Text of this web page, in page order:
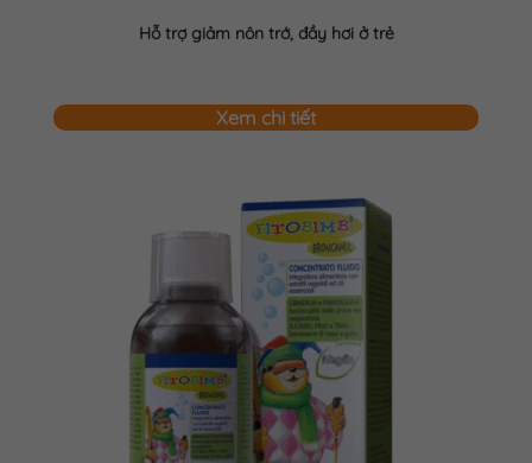
Hỗ trợ giảm nôn trớ, đầy hơi ở trẻ
Xem chi tiết